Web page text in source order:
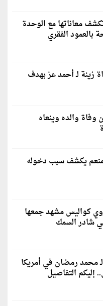
معاناتها مع الوحدة
بالعمود الفقري
زينة لـ أحمد عز بهدف
وفاة والده وينعاه
يكشف سبب دخوله
كواليس مشهد جمعها
شادر السمك
محمد رمضان في أمريكا
التفاصيل